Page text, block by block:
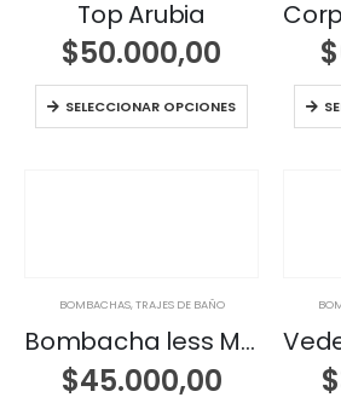
Top Arubia
$50.000,00
SELECCIONAR OPCIONES
$
BOMBACHAS,TRAJES DE BAÑO
Bombacha less Malasia Tiro Alto con Pretina
$45.000,00 $